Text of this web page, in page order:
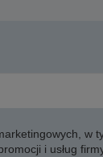
w
i usług